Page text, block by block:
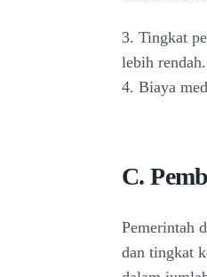
3. Tingkat
lebih rendah.
4. Biaya
C.
Pemerintah
dan tingkat